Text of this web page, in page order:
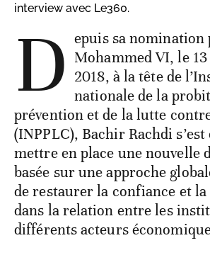
interview avec Le360.
D epuis sa nomination
Mohammed VI, le
2018, à la tête de
nationale de la
prévention et de la lutte
(INPPLC), Bachir Rachdi s’est
mettre en place une nouvelle
basée sur une approche
de restaurer la confiance et
dans la relation entre les
différents acteurs